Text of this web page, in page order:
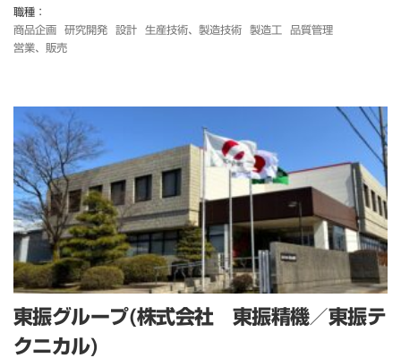
職種：
商品企画
研究開発 設計 生産技術、製造技術 製造工
品質管理
営業、販売
東振グループ(株式会社 東振精機／東振テ
クニカル)